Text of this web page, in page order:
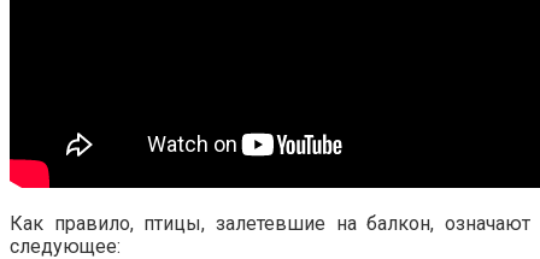
Как правило, птицы, залетевшие на балкон, означают
следующее: